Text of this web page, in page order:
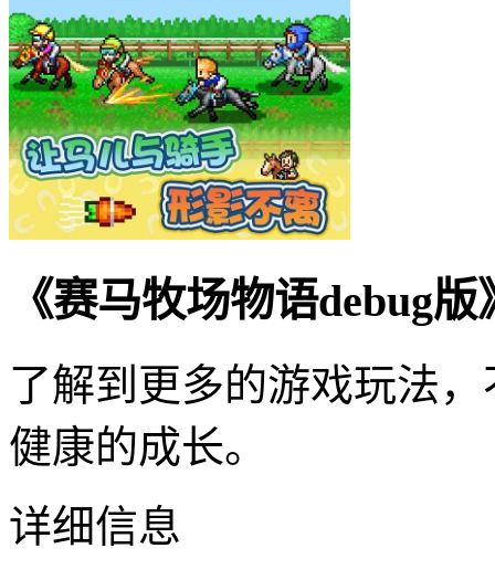
《赛马牧场物语debug
了解到更多的游戏玩法
健康的成长。
详细信息